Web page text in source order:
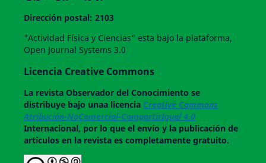
Dirección postal: 2103
"Actividad Física y Ciencias" esta bajo la plataforma,
Open Journal Systems 3.0
Licencia Creative Commons
La revistaObservador del Conocimiento se
distribuye bajo unaa licencia Creative Commons
Atribución-NoComercial-CompartirIgual 4.0
Internacional, por lo que el envío y la publicación de
artículos en la revista es completamente gratuito.